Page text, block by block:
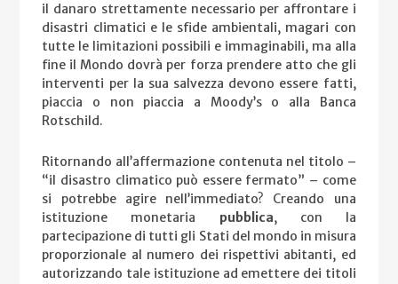
il danaro strettamente necessario per affrontare i
disastri climatici e le sfide ambientali, magari con
tutte le limitazioni possibili e immaginabili, ma alla
fine il Mondo dovrà per forza prendere atto che gli
interventi per la sua salvezza devono essere fatti,
piaccia o non piaccia a Moody’s o alla Banca
Rotschild.
Ritornando all’affermazione contenuta nel titolo –
“il disastro climatico può essere fermato” – come
si potrebbe agire nell’immediato? Creando una
istituzione monetaria pubblica, con la
partecipazione di tutti gli Stati del mondo in misura
proporzionale al numero dei rispettivi abitanti, ed
autorizzando tale istituzione ad emettere dei titoli